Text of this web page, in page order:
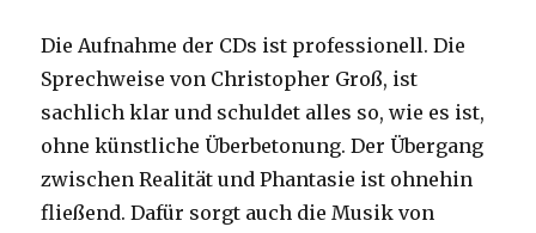
Die Aufnahme der CDs ist professionell. Die
Sprechweise von Christopher Groß, ist
sachlich klar und schuldet alles so, wie es ist,
ohne künstliche Überbetonung. Der Übergang
zwischen Realität und Phantasie ist ohnehin
fließend. Dafür sorgt auch die Musik von